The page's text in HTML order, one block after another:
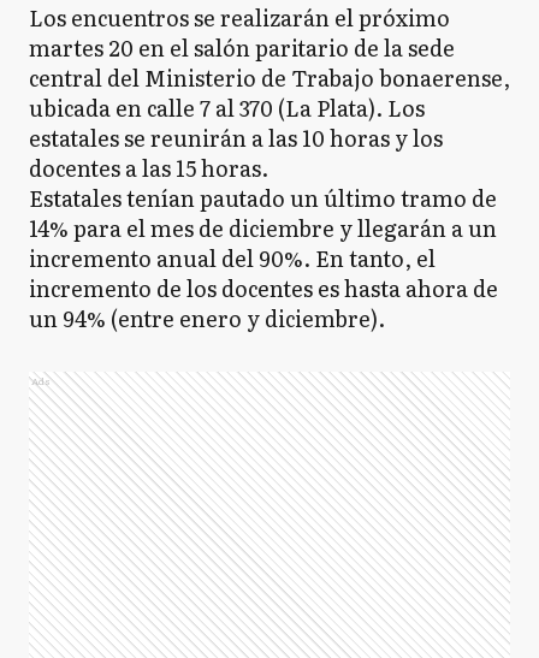
Los encuentros se realizarán el próximo
martes 20 en el salón paritario de la sede
central del Ministerio de Trabajo bonaerense,
ubicada en calle 7 al 370 (La Plata). Los
estatales se reunirán a las 10 horas y los
docentes a las 15 horas.
Estatales tenían pautado un último tramo de
14% para el mes de diciembre y llegarán a un
incremento anual del 90%. En tanto, el
incremento de los docentes es hasta ahora de
un 94% (entre enero y diciembre).
Ads